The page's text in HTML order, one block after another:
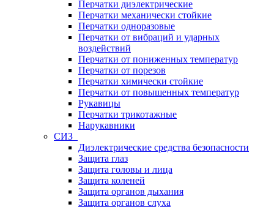
Перчатки диэлектрические
Перчатки механически стойкие
Перчатки одноразовые
Перчатки от вибраций и ударных
воздействий
Перчатки от пониженных температур
Перчатки от порезов
Перчатки химически стойкие
Перчатки от повышенных температур
Рукавицы
Перчатки трикотажные
Нарукавники
СИЗ
Диэлектрические средства безопасности
Защита глаз
Защита головы и лица
Защита коленей
Защита органов дыхания
Защита органов слуха